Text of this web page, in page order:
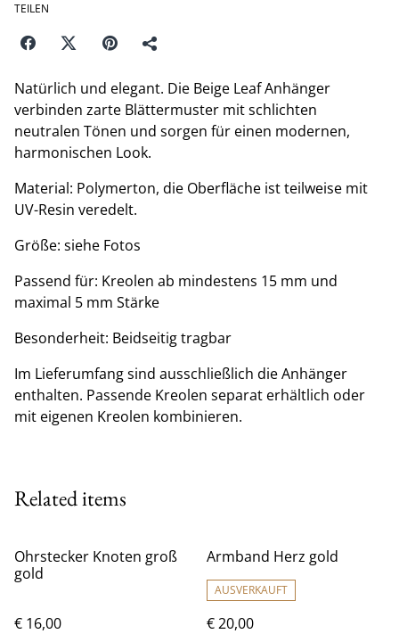
TEILEN
Natürlich und elegant. Die Beige Leaf Anhänger
verbinden zarte Blättermuster mit schlichten
neutralen Tönen und sorgen für einen modernen,
harmonischen Look.
Material: Polymerton, die Oberfläche ist teilweise mit
UV-Resin veredelt.
Größe: siehe Fotos
Passend für: Kreolen ab mindestens 15 mm und
maximal 5 mm Stärke
Besonderheit: Beidseitig tragbar
Im Lieferumfang sind ausschließlich die Anhänger
enthalten. Passende Kreolen separat erhältlich oder
mit eigenen Kreolen kombinieren.
Related items
Ohrstecker Knoten groß
gold
€ 16,00
Armband Herz gold
AUSVERKAUFT
€ 20,00